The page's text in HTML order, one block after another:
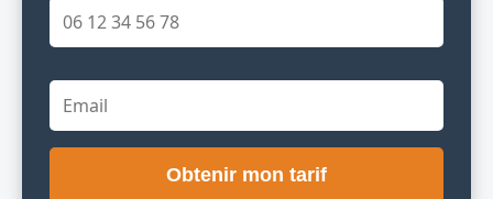
Obtenir mon tarif